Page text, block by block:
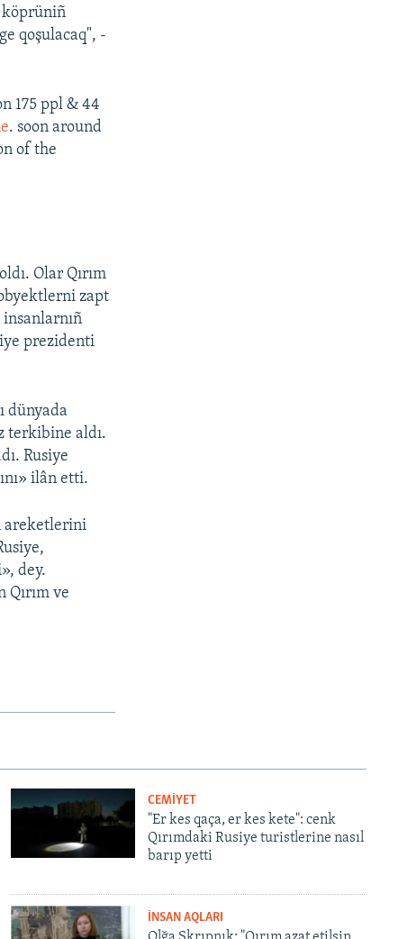
köprüniñ
qoşulacaq", -
175 ppl & 44
. soon around
of the
Olar Qırım
zapt
prezidenti
dünyada
terkibine aldı.
Rusiye
ilân etti.
areketlerini
dey.
ve
CEMİYET
"Er kes qaça, er kes kete": cenk
Qırımdaki Rusiye turistlerine nasıl
barıp yetti
İNSAN AQLARI